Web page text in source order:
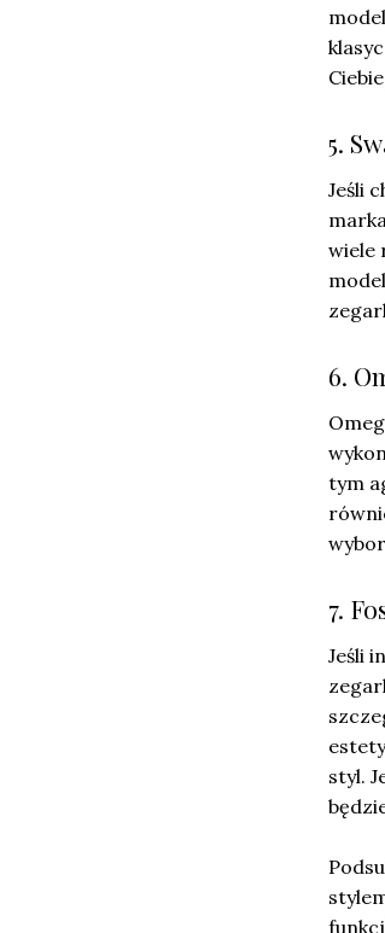
5.
Jeśli
wiele
6.
tym
7.
Jeśli
styl.